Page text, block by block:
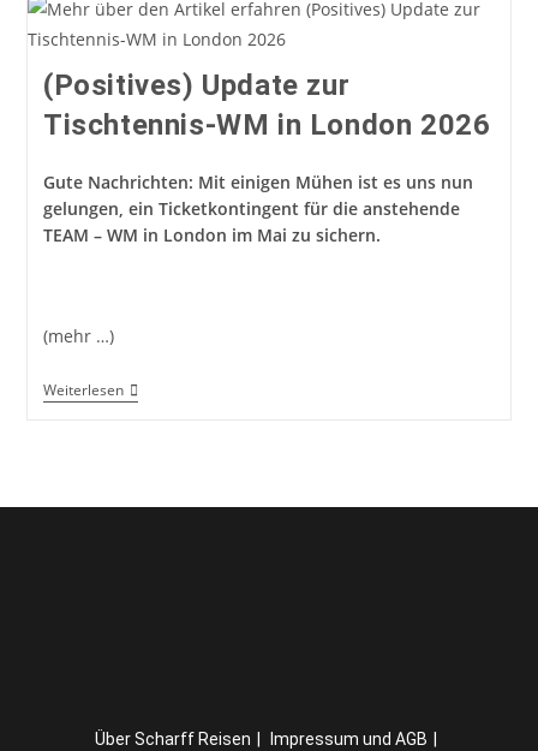
(Positives) Update zur
Tischtennis-WM in London 2026
Gute Nachrichten: Mit einigen Mühen ist es uns nun
gelungen, ein Ticketkontingent für die anstehende
TEAM – WM in London im Mai zu sichern.
(mehr …)
Weiterlesen(Positives)
Update
London
Über Scharff Reisen Impressum und AGB